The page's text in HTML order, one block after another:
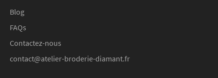
Blog
FAQs
Contactez-nous
contact@atelier-broderie-diamant.fr